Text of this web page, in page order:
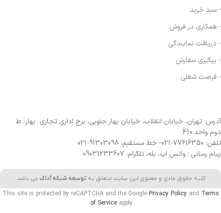
- سبد خرید
- همکاری در فروش
- دریافت نمایندگی
- پیگیری سفارش
- فرصت شغلی
آدرس: تهران، خیابان انقلاب، خیابان بهار جنوبی، برج اداری تجاری بهار، ط
دوم واحد 410
تلفن: 77616350-021- خط مستقیم: 91303098-021
پیام رسانی : واتس اپ، بله، تلگرام: 09031233607
کلیه حقوق مادی و معنوی این سایت متعلق به توسعه شبکه آداک می باشد.
This site is protected by reCAPTCHA and the Google Privacy Policy and Terms
of Serviceapply.